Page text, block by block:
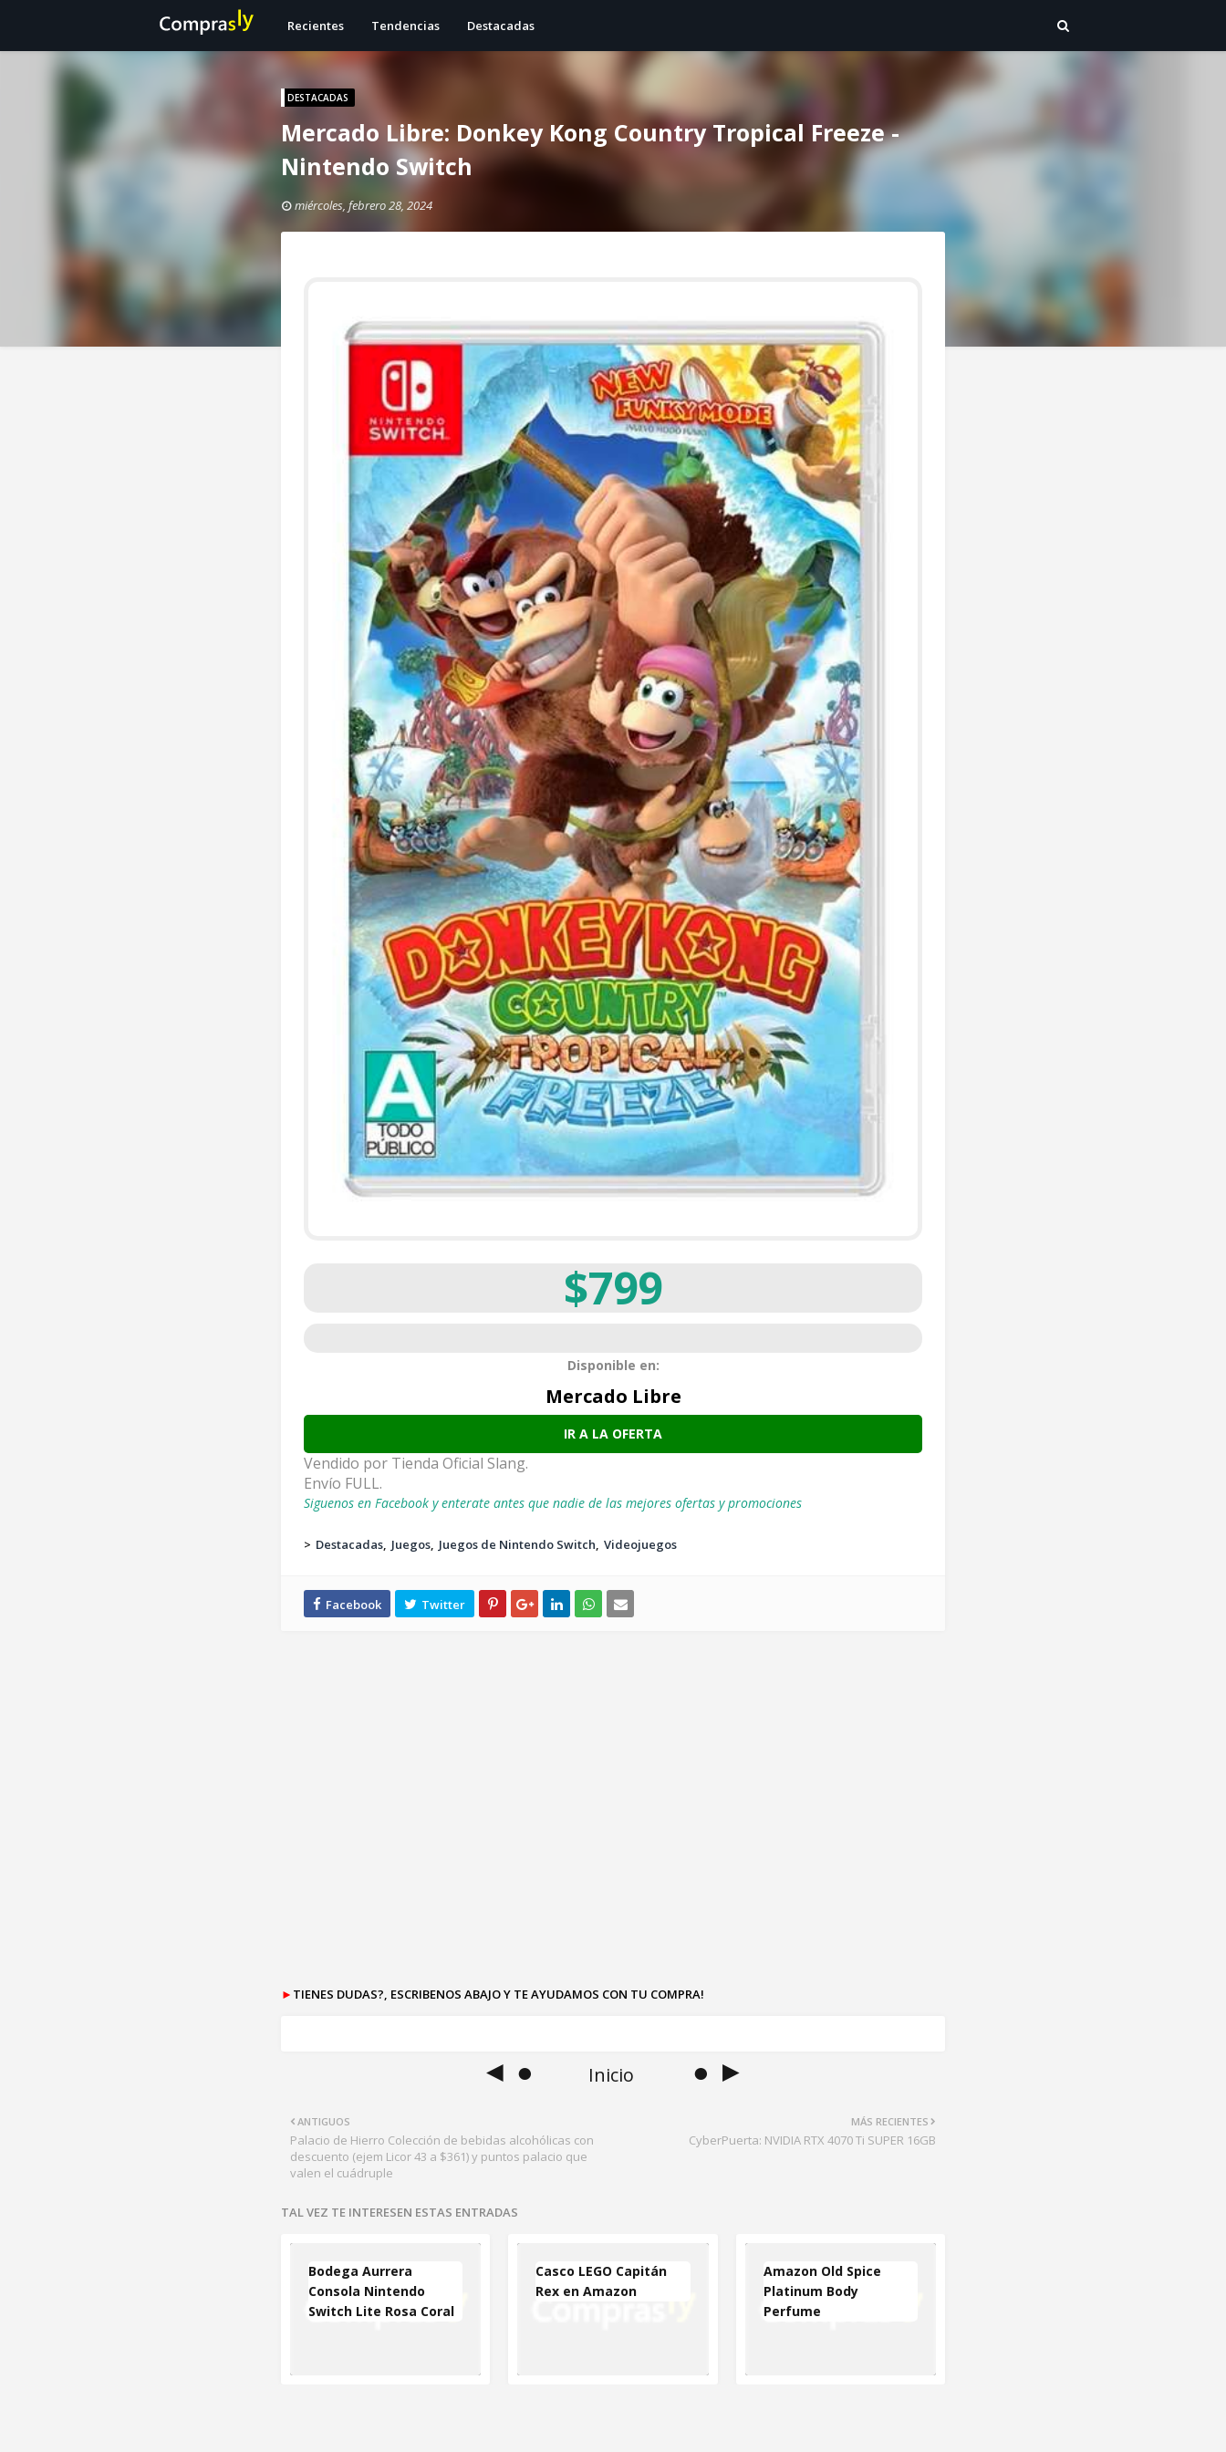
Recientes Tendencias Destacadas
DESTACADAS
Mercado Libre: Donkey Kong Country Tropical Freeze -
Nintendo Switch
miércoles, febrero 28, 2024
$799
Disponible en:
Mercado Libre
IR A LA OFERTA
Vendido por Tienda Oficial Slang.
Envío FULL.
Siguenos en Facebook y enterate antes que nadie de las mejores ofertas y promociones
> Destacadas Juegos Juegos de Nintendo Switch Videojuegos
► TIENES DUDAS?, ESCRIBENOS ABAJO Y TE AYUDAMOS CON TU COMPRA!
◄ ● Inicio ● ►
MÁS RECIENTES
CyberPuerta: NVIDIA RTX 4070 Ti SUPER 16GB
ANTIGUOS
Palacio de Hierro Colección de bebidas alcohólicas con
descuento (ejem Licor 43 a $361) y puntos palacio que
valen el cuádruple
TAL VEZ TE INTERESEN ESTAS ENTRADAS
Bodega Aurrera
Consola Nintendo
Switch Lite Rosa Coral
Casco LEGO Capitán
Rex en Amazon
Amazon Old Spice
Platinum Body
Perfume